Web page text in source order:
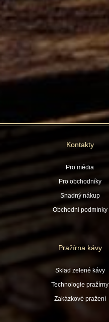
Kontakty
Pro média
Pro obchodníky
Snadný nákup
Obchodní podmínky
Pražírna kávy
Sklad zelené kávy
Technologie pražírny
Zakázkové pražení